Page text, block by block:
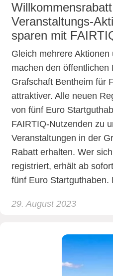
Veranstaltungs-
sparen mit
Gleich mehrere Aktionen
machen den
Grafschaft Bentheim für
attraktiver. Alle neuen
von fünf Euro
FAIRTIQ-Nutzenden zu
Veranstaltungen in der
Rabatt erhalten. Wer
registriert, erhält ab
fünf Euro
29. August 2023